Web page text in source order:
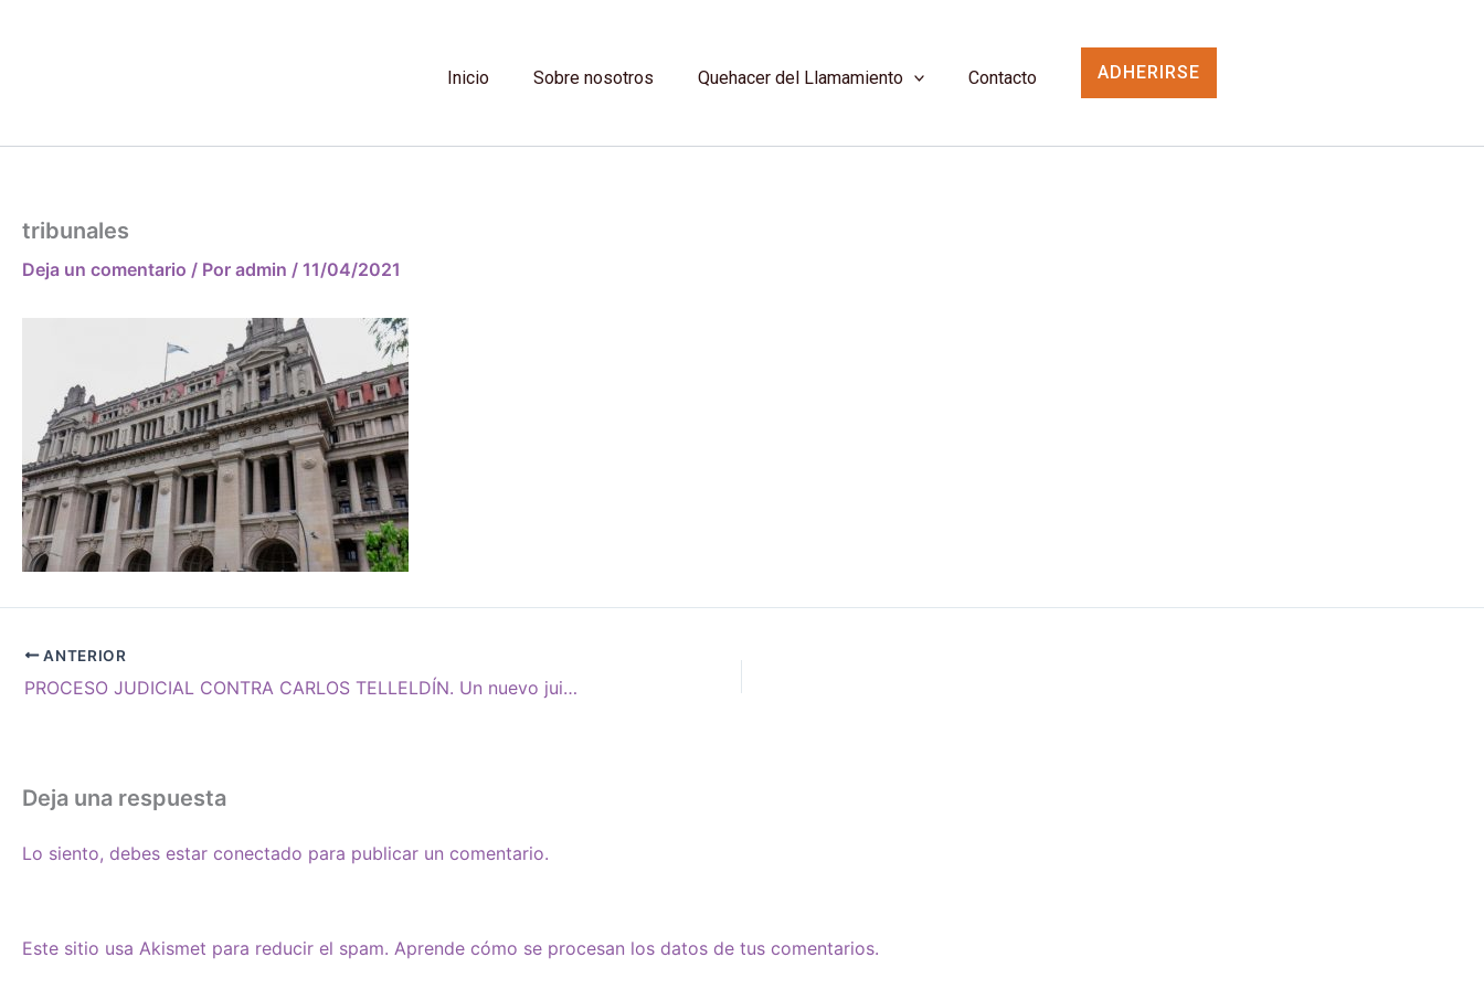
Inicio Sobre nosotros Quehacer del Llamamiento Contacto ADHERIRSE
tribunales
Deja un comentario / Por admin / 11/04/2021
ANTERIOR
PROCESO JUDICIAL CONTRA CARLOS TELLELDÍN. Un nuevo juicio, la misma impunidad
Deja una respuesta
Lo siento, debes estar conectado para publicar un comentario.
Este sitio usa Akismet para reducir el spam. Aprende cómo se procesan los datos de tus comentarios.